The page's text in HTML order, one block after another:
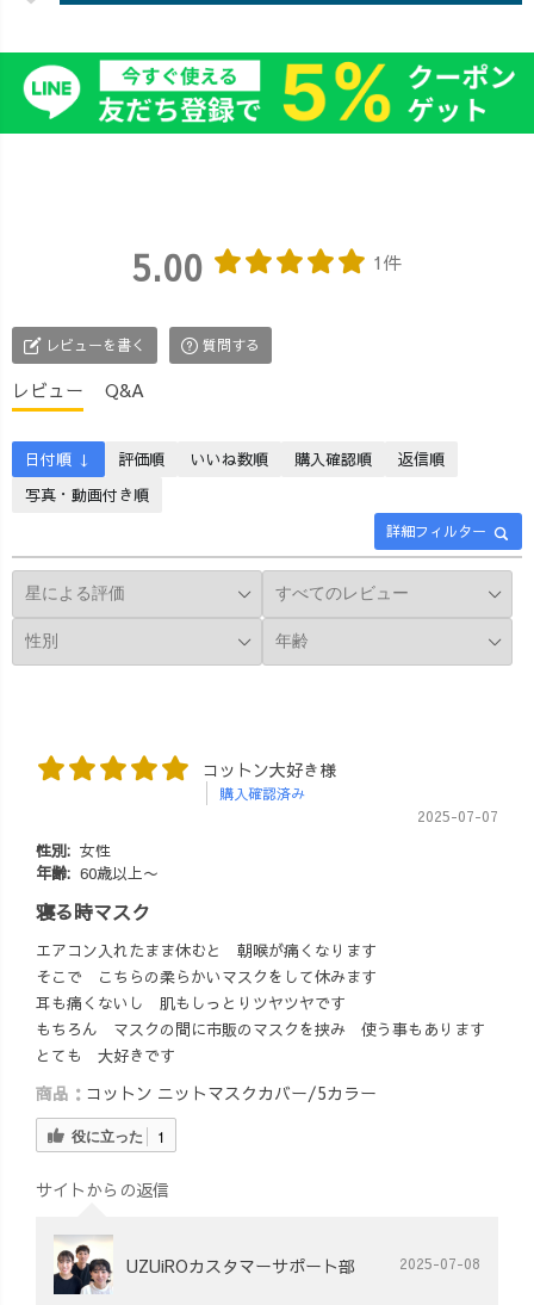
5.00 1件
レビューを書く 質問する
レビュー Q&A
詳細フィルター
日付順 ↓ 評価順 いいね数順 購入確認順
返信順
写真・動画付き順
コットン大好き様
購入確認済み
2025-07-07
性別: 女性
年齢: 60歳以上〜
寝る時マスク
エアコン入れたまま休むと 朝喉が痛くなります
そこで こちらの柔らかいマスクをして休みます
耳も痛くないし 肌もしっとりツヤツヤです
もちろん マスクの間に市販のマスクを挟み 使う事もあります
とても 大好きです
商品： コットン ニットマスクカバー/5カラー
役に立った 1
サイトからの返信
UZUiROカスタマーサポート部 2025-07-08